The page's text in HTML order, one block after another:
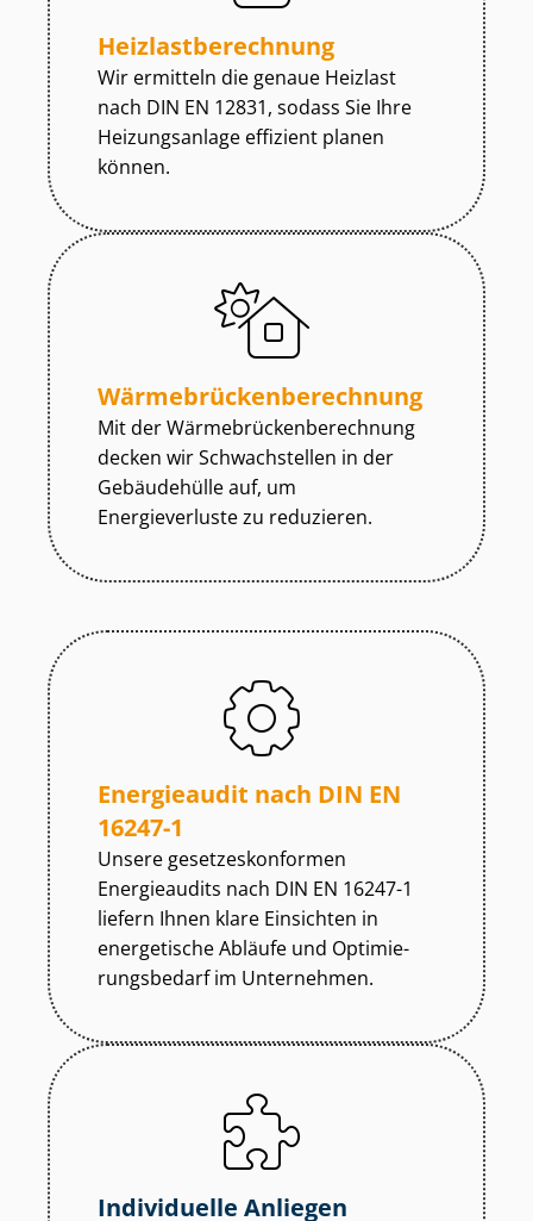
Heiz­last­be­rech­nung
Wir ermitteln die genaue Heizlast
nach DIN EN 12831, sodass Sie Ihre
Heizungsanlage effizient planen
können.
Wär­me­brü­cken­be­rech­nung
Mit der Wär­me­brü­cken­be­rech­nung
decken wir Schwachstellen in der
Gebäudehülle auf, um
Energieverluste zu reduzieren.
Energieaudit nach DIN EN
16247-1
Unsere ge­set­zes­kon­for­men
Energieaudits nach DIN EN 16247-1
liefern Ihnen klare Einsichten in
energetische Abläufe und Op­ti­mie­
rungs­be­darf im Unternehmen.
Individuelle Anliegen